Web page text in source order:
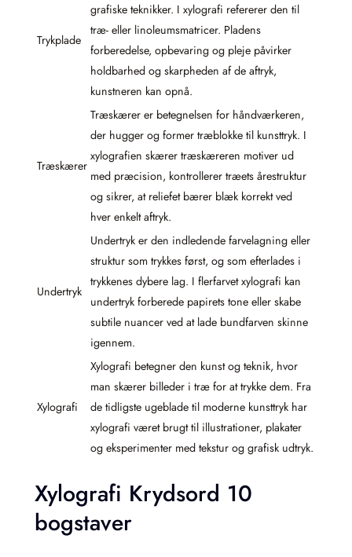
Trykplade
grafiske teknikker. I xylografi refererer den til
træ- eller linoleumsmatricer. Pladens
forberedelse, opbevaring og pleje påvirker
holdbarhed og skarpheden af de aftryk,
kunstneren kan opnå.
Træskærer
Træskærer er betegnelsen for håndværkeren,
der hugger og former træblokke til kunsttryk. I
xylografien skærer træskæreren motiver ud
med præcision, kontrollerer træets årestruktur
og sikrer, at reliefet bærer blæk korrekt ved
hver enkelt aftryk.
Undertryk
Undertryk er den indledende farvelagning eller
struktur som trykkes først, og som efterlades i
trykkenes dybere lag. I flerfarvet xylografi kan
undertryk forberede papirets tone eller skabe
subtile nuancer ved at lade bundfarven skinne
igennem.
Xylografi
Xylografi betegner den kunst og teknik, hvor
man skærer billeder i træ for at trykke dem. Fra
de tidligste ugeblade til moderne kunsttryk har
xylografi været brugt til illustrationer, plakater
og eksperimenter med tekstur og grafisk udtryk.
Xylografi Krydsord 10
bogstaver